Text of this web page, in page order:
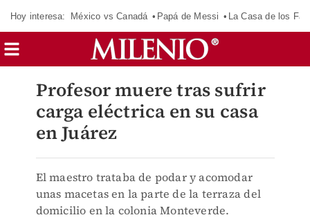
Hoy interesa: México vs Canadá Papá de Messi La Casa de los
Profesor muere tras sufrir
carga eléctrica en su casa
en Juárez
El maestro trataba de podar y acomodar
unas macetas en la parte de la terraza del
domicilio en la colonia Monteverde.